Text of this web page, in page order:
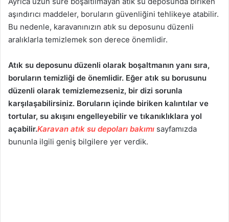
aşındırıcı maddeler, boruların güvenliğini tehlikeye atabilir.
Bu nedenle, karavanınızın atık su deposunu düzenli
aralıklarla temizlemek son derece önemlidir.
Atık su deposunu düzenli olarak boşaltmanın yanı sıra,
boruların temizliği de önemlidir. Eğer atık su borusunu
düzenli olarak temizlemezseniz, bir dizi sorunla
karşılaşabilirsiniz. Boruların içinde biriken kalıntılar ve
tortular, su akışını engelleyebilir ve tıkanıklıklara yol
açabilir.Karavan atık su depoları bakımı sayfamızda
bununla ilgili geniş bilgilere yer verdik.